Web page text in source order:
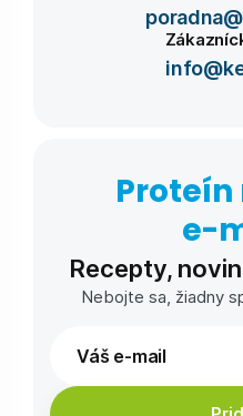
Proteín
e-⁠
Recepty,
Nebojte sa, žiadny